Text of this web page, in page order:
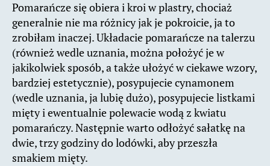
Pomarańcze się obiera i kroi w plastry, chociaż
generalnie nie ma różnicy jak je pokroicie, ja to
zrobiłam inaczej. Układacie pomarańcze na talerzu
(również wedle uznania, można położyć je w
jakikolwiek sposób, a także ułożyć w ciekawe wzory,
bardziej estetycznie), posypujecie cynamonem
(wedle uznania, ja lubię dużo), posypujecie listkami
mięty i ewentualnie polewacie wodą z kwiatu
pomarańczy. Następnie warto odłożyć sałatkę na
dwie, trzy godziny do lodówki, aby przeszła
smakiem mięty.